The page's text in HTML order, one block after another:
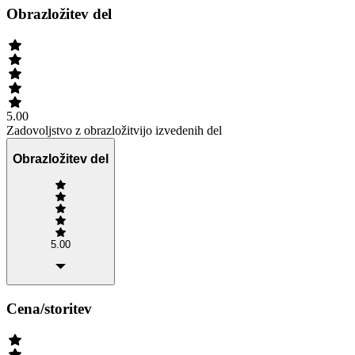
Obrazložitev del
5.00
Zadovoljstvo z obrazložitvijo izvedenih del
Obrazložitev del
5.00
Cena/storitev